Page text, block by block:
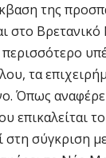
της
στο
περισσότερο
τα
Όπως
επικαλείται
στη σύγκριση